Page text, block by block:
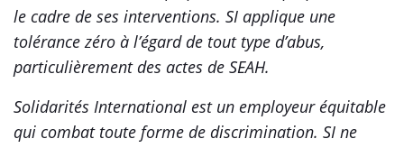
le cadre de ses interventions. SI applique une
tolérance zéro à l’égard de tout type d’abus,
particulièrement des actes de SEAH.
Solidarités International est un employeur équitable
qui combat toute forme de discrimination. SI ne